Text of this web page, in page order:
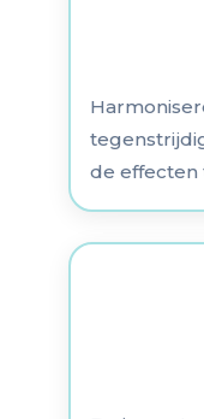
de effecten